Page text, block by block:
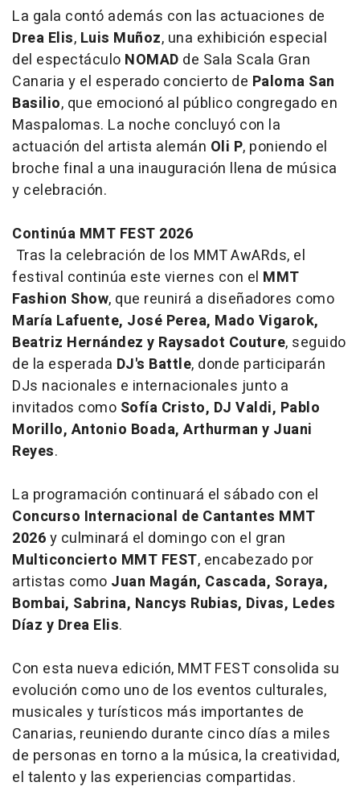
La gala contó además con las actuaciones de
Drea Elis, Luis Muñoz, una exhibición especial
del espectáculo NOMAD de Sala Scala Gran
Canaria y el esperado concierto de Paloma San
Basilio, que emocionó al público congregado en
Maspalomas. La noche concluyó con la
actuación del artista alemán Oli P, poniendo el
broche final a una inauguración llena de música
y celebración.
Continúa MMT FEST 2026
Tras la celebración de los MMT AwARds, el
festival continúa este viernes con el MMT
Fashion Show, que reunirá a diseñadores como
María Lafuente, José Perea, Mado Vigarok,
Beatriz Hernández y Raysadot Couture, seguido
de la esperada DJ's Battle, donde participarán
DJs nacionales e internacionales junto a
invitados como Sofía Cristo, DJ Valdi, Pablo
Morillo, Antonio Boada, Arthurman y Juani
Reyes.
La programación continuará el sábado con el
Concurso Internacional de Cantantes MMT
2026y culminará el domingo con el gran
Multiconcierto MMT FEST, encabezado por
artistas como Juan Magán, Cascada, Soraya,
Bombai, Sabrina, Nancys Rubias, Divas, Ledes
Díaz y Drea Elis.
Con esta nueva edición, MMT FEST consolida su
evolución como uno de los eventos culturales,
musicales y turísticos más importantes de
Canarias, reuniendo durante cinco días a miles
de personas en torno a la música, la creatividad,
el talento y las experiencias compartidas.